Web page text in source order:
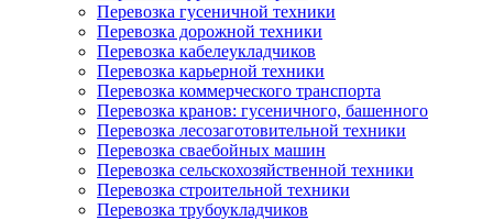
Перевозка гусеничной техники
Перевозка дорожной техники
Перевозка кабелеукладчиков
Перевозка карьерной техники
Перевозка коммерческого транспорта
Перевозка кранов: гусеничного, башенного
Перевозка лесозаготовительной техники
Перевозка сваебойных машин
Перевозка сельскохозяйственной техники
Перевозка строительной техники
Перевозка трубоукладчиков